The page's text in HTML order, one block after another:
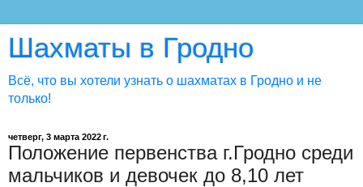
Шахматы в Гродно
Всё, что вы хотели узнать о шахматах в Гродно и не
только!
четверг, 3 марта 2022 г.
Положение первенства г.Гродно среди
мальчиков и девочек до 8,10 лет